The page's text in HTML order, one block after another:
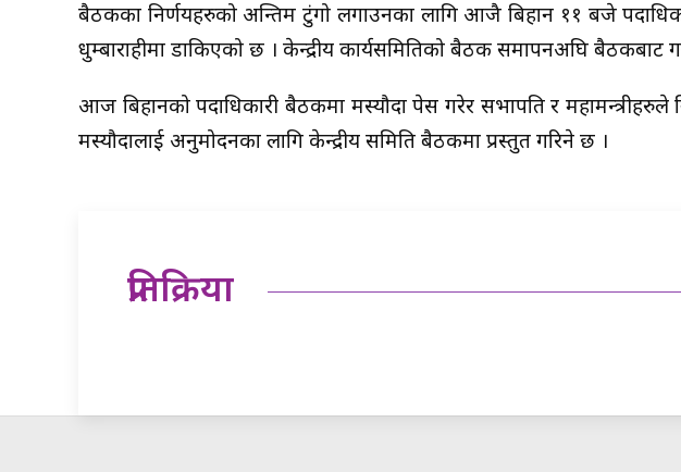
बैठकका निर्णयहरुको अन्तिम टुंगो लगाउनका लागि आजै बिहान ११ बजे
धुम्बाराहीमा डाकिएको छ । केन्द्रीय कार्यसमितिको बैठक समापनअघि बैठकबाट
आज बिहानको पदाधिकारी बैठकमा मस्यौदा पेस गरेर सभापति र महामन्त्रीहरुले
मस्यौदालाई अनुमोदनका लागि केन्द्रीय समिति बैठकमा प्रस्तुत गरिने छ ।
प्रतिक्रिया